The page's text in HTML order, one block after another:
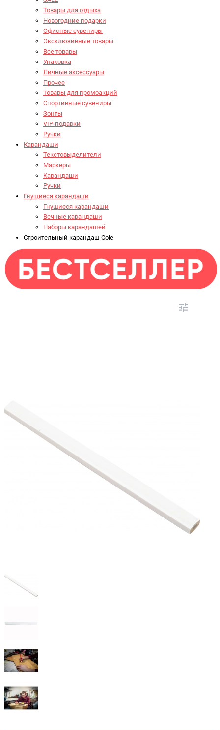
Товары для отдыха
Новогодние подарки
Офисные сувениры
Эксклюзивные товары
Все товары
Упаковка
Личные аксессуары
Прочее
Товары для промоакций
Спортивные сувениры
Зонты
VIP-подарки
Ручки
Карандаши
Текстовыделители
Маркеры
Карандаши
Ручки
Гнущиеся карандаши
Гнущиеся карандаши
Вечные карандаши
Наборы карандашей
Строительный карандаш Cole